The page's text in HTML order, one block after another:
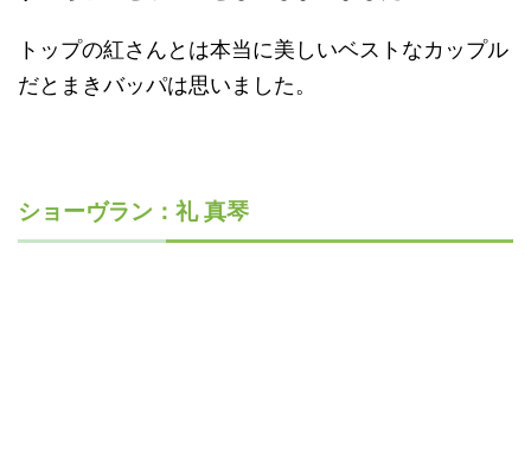
トップの紅さんとは本当に美しいベストなカップル
だとまきバッパは思いました。
ショーヴラン：礼 真琴